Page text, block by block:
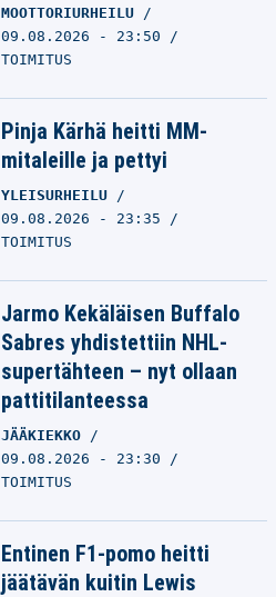
MOOTTORIURHEILU
09.08.2026 - 23:50
TOIMITUS
Pinja Kärhä heitti MM-
mitaleille ja pettyi
YLEISURHEILU
09.08.2026 - 23:35
TOIMITUS
Jarmo Kekäläisen Buffalo
Sabres yhdistettiin NHL-
supertähteen – nyt ollaan
pattitilanteessa
JÄÄKIEKKO
09.08.2026 - 23:30
TOIMITUS
Entinen F1-pomo heitti
jäätävän kuitin Lewis